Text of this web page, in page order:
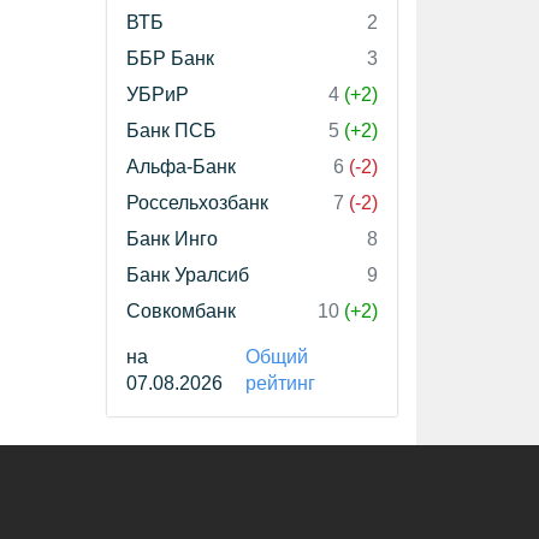
ВТБ
2
ББР Банк
3
УБРиР
4 (+2)
Банк ПСБ
5 (+2)
Альфа-Банк
6 (-2)
Россельхозбанк
7 (-2)
Банк Инго
8
Банк Уралсиб
9
Совкомбанк
10 (+2)
на
07.08.2026
Общий
рейтинг